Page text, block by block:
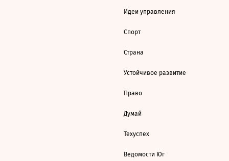
Идеи управления
Спорт
Страна
Устойчивое развитие
Право
Думай
Техуспех
Ведомости Юг